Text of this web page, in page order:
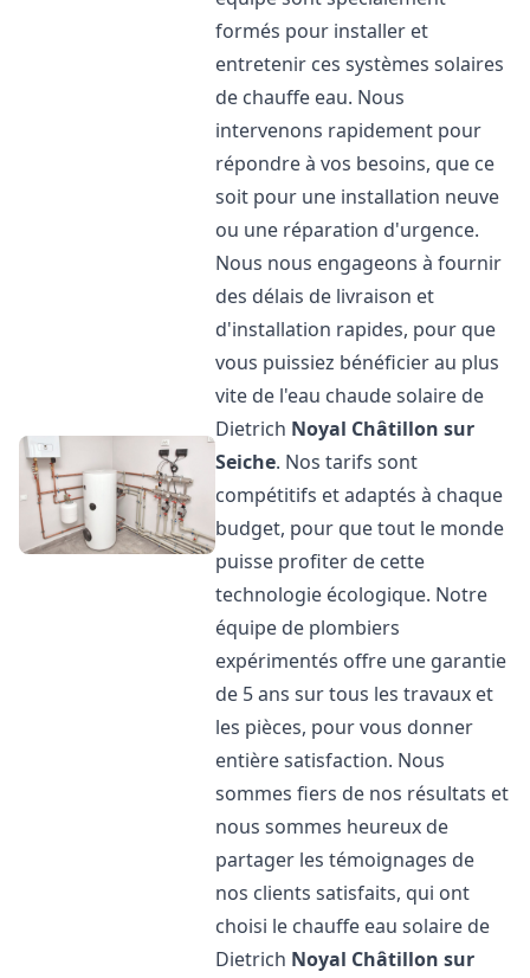
formés pour installer et
entretenir ces systèmes solaires
de chauffe eau. Nous
intervenons rapidement pour
répondre à vos besoins, que ce
soit pour une installation neuve
ou une réparation d'urgence.
Nous nous engageons à fournir
des délais de livraison et
d'installation rapides, pour que
vous puissiez bénéficier au plus
vite de l'eau chaude solaire de
Dietrich Noyal Châtillon sur
Seiche. Nos tarifs sont
compétitifs et adaptés à chaque
budget, pour que tout le monde
puisse profiter de cette
technologie écologique. Notre
équipe de plombiers
expérimentés offre une garantie
de 5 ans sur tous les travaux et
les pièces, pour vous donner
entière satisfaction. Nous
sommes fiers de nos résultats et
nous sommes heureux de
partager les témoignages de
nos clients satisfaits, qui ont
choisi le chauffe eau solaire de
Dietrich Noyal Châtillon sur